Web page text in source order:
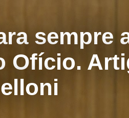
sempre
Ofício.